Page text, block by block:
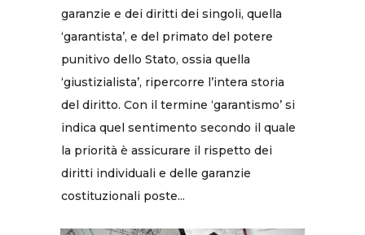
garanzie e dei diritti dei singoli, quella
‘garantista’, e del primato del potere
punitivo dello Stato, ossia quella
‘giustizialista’, ripercorre l’intera storia
del diritto. Con il termine ‘garantismo’ si
indica quel sentimento secondo il quale
la priorità è assicurare il rispetto dei
diritti individuali e delle garanzie
costituzionali poste...